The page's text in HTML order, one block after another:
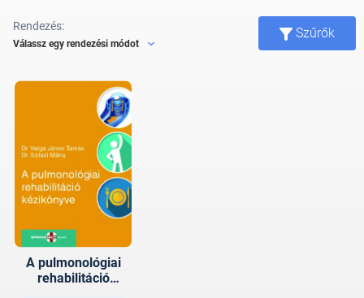
Rendezés:
Válassz egy rendezési módot
Szűrők
A pulmonológiai
rehabilitáció